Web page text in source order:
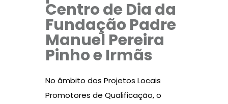
Centro de Dia da
Fundação Padre
Manuel Pereira
Pinho e Irmãs
No âmbito dos Projetos Locais
Promotores de Qualificação, o